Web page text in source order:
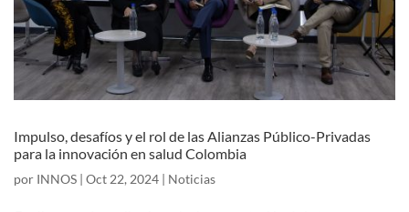
Impulso, desafíos y el rol de las Alianzas Público-Privadas
para la innovación en salud Colombia
por INNOS | Oct 22, 2024 | Noticias